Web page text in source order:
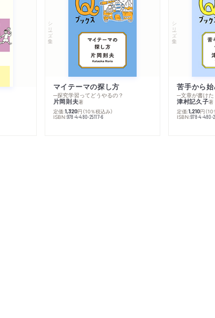
シリーズ・全集
マイテーマの探し方
─探究学習ってどうやるの？
片岡則夫著
定価:1,320円 （10％税込み）
ISBN:978-4-480-25117-6
シリーズ・全集
苦手から
─文章が書け
津村記久子著
定価:1,210円 （
ISBN:978-4-480-